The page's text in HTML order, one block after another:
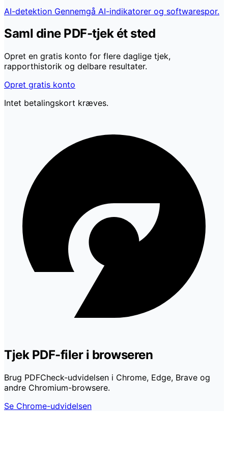
AI-detektion Gennemgå AI-indikatorer og softwarespor.
Saml dine PDF-tjek ét sted
Opret en gratis konto for flere daglige tjek,
rapporthistorik og delbare resultater.
Opret gratis konto
Intet betalingskort kræves.
Tjek PDF-filer i browseren
Brug PDFCheck-udvidelsen i Chrome, Edge, Brave og
andre Chromium-browsere.
Se Chrome-udvidelsen